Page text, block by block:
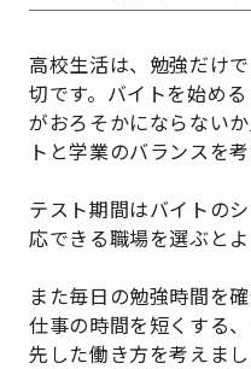
高校生活は、勉強だけ
切です。バイトを始め
がおろそかにならない
トと学業のバランスを考
テスト期間はバイトの
応できる職場を選ぶとよ
また毎日の勉強時間を
仕事の時間を短くする
先した働き方を考えま